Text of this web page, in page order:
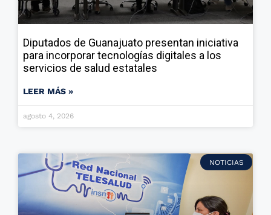
Diputados de Guanajuato presentan iniciativa
para incorporar tecnologías digitales a los
servicios de salud estatales
LEER MÁS »
agosto 4, 2026
NOTICIAS